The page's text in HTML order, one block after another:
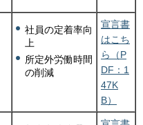
社員の定着率向
上
所定外労働時間
の削減
宣言書
はこち
ら（P
DF：1
47K
B）